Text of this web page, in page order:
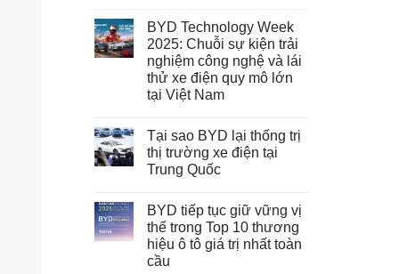
BYD Technology Week
2025: Chuỗi sự kiện trải
nghiệm công nghệ và lái
thử xe điện quy mô lớn
tại Việt Nam
Tại sao BYD lại thống trị
thị trường xe điện tại
Trung Quốc
BYD tiếp tục giữ vững vị
thế trong Top 10 thương
hiệu ô tô giá trị nhất toàn
cầu